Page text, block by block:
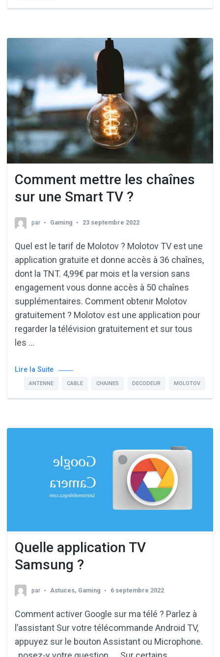
Comment mettre les chaînes
sur une Smart TV ?
par Gaming 23 septembre 2022
Quel est le tarif de Molotov ? Molotov TV est une
application gratuite et donne accès à 36 chaînes,
dont la TNT. 4,99€ par mois et la version sans
engagement vous donne accès à 50 chaînes
supplémentaires. Comment obtenir Molotov
gratuitement ? Molotov est une application pour
regarder la télévision gratuitement et sur tous
les …
Lire la Suite
ANTENNE CABLE CHAINES DECODEUR MOLOTOV
Quelle application TV
Samsung ?
par Astuces, Gaming 6 septembre 2022
Comment activer Google sur ma télé ? Parlez à
l’assistant Sur votre télécommande Android TV,
appuyez sur le bouton Assistant ou Microphone.